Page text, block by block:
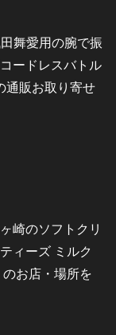
舞愛用の腕で振
ードレスバトル
通販お取り寄せ
崎のソフトクリ
ィーズ ミルク
お店・場所を